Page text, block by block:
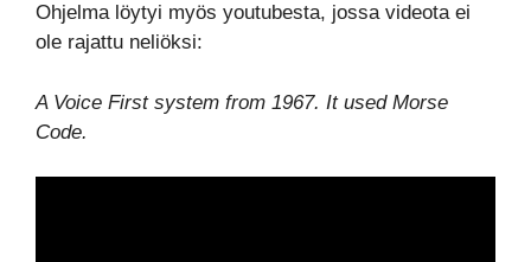
Ohjelma löytyi myös youtubesta, jossa videota ei
ole rajattu neliöksi:
A Voice First system from 1967. It used Morse
Code.